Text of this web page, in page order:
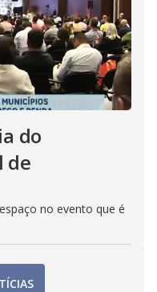
do
de
no evento que é